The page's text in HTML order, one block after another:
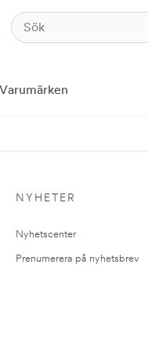
Varumärken
NYHETER
Nyhetscenter
Prenumerera på nyhetsbrev